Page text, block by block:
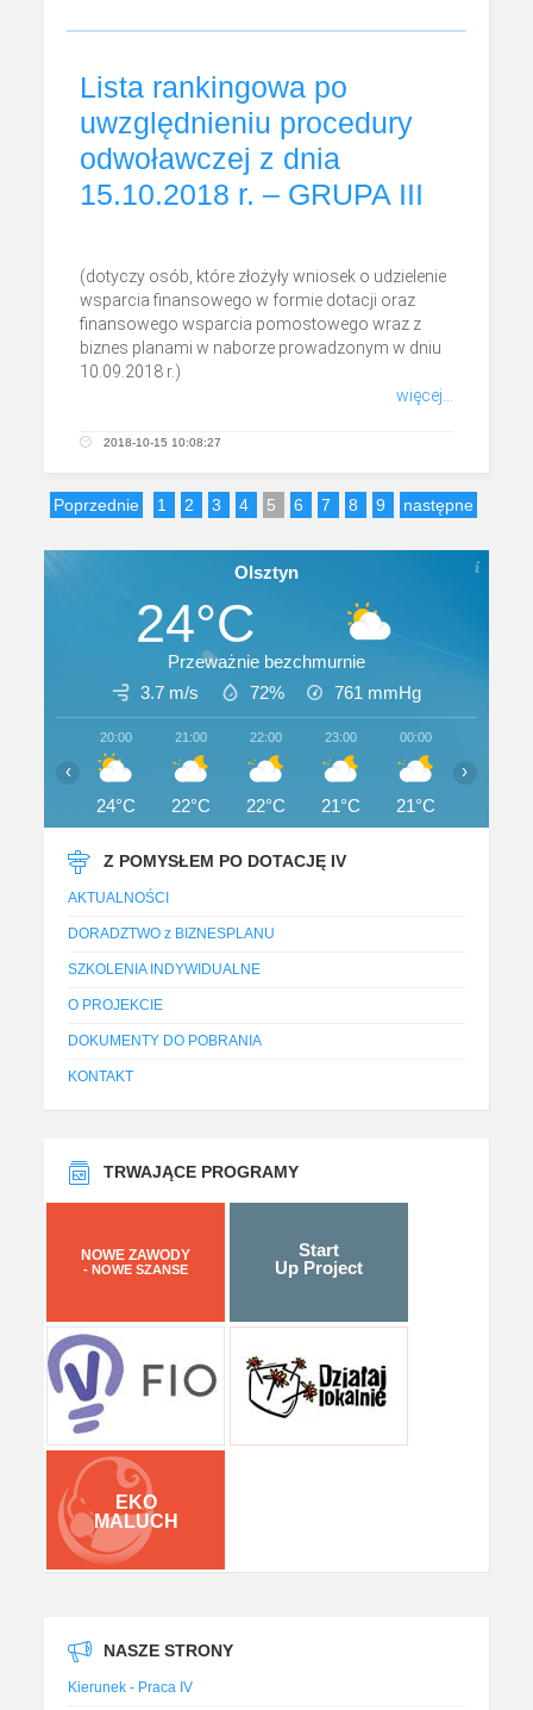
Lista rankingowa po
uwzględnieniu procedury
odwoławczej z dnia
15.10.2018 r. – GRUPA III
(dotyczy osób, które złożyły wniosek o udzielenie
wsparcia finansowego w formie dotacji oraz
finansowego wsparcia pomostowego wraz z
biznes planami w naborze prowadzonym w dniu
10.09.2018 r.)
więcej...
2018-10-15 10:08:27
Poprzednie 1 2 3 4 5 6 7 8 9 następne
Olsztyn
24°C
Przeważnie bezchmurnie
3.7 m/s
72% 761 mmHg
20:00
24°C
21:00
22°C
22:00
22°C
23:00
21°C
00:00
21°C
‹ ›
Z POMYSŁEM PO DOTACJĘ IV
AKTUALNOŚCI
DORADZTWO z BIZNESPLANU
SZKOLENIA INDYWIDUALNE
O PROJEKCIE
DOKUMENTY DO POBRANIA
KONTAKT
TRWAJĄCE PROGRAMY
NOWE ZAWODY
- NOWE SZANSE
Start
Up Project
EKO
MALUCH
NASZE STRONY
Kierunek - Praca IV